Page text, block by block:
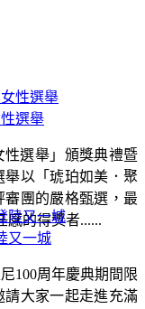
選舉
性選舉」頒獎典禮暨
舉以「琥珀如美．聚
團的嚴格甄選，最
感的得獎者......
又一城
100周年慶典期間限
請大家一起走進充滿